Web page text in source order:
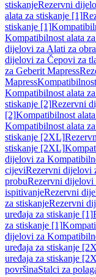
stiskanjeRezervni
alata za stiskanje [1]
stiskanje [1]
Kompatibilnost alata
dijelovi za Alati za
dijelovi za Čepovi za
za Geberit Mapress
Mapress
Kompatibilnost alata
stiskanje [2]Rezervni
[2]Kompatibilnost
Kompatibilnost alata
stiskanje [2XL]
stiskanje [2XL]
dijelovi za
cijeviRezervni dijelovi
probuRezervni dijelovi
ispitivanjeRezervni
za stiskanjeRezervni
uređaja za stiskanje [1]
za stiskanje [1]
dijelovi za
uređaja za stiskanje
uređaja za stiskanje
površinaStalci za